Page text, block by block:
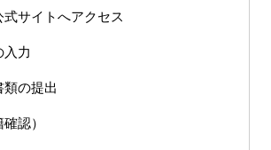
式サイトへアクセス
入力
類の提出
認）